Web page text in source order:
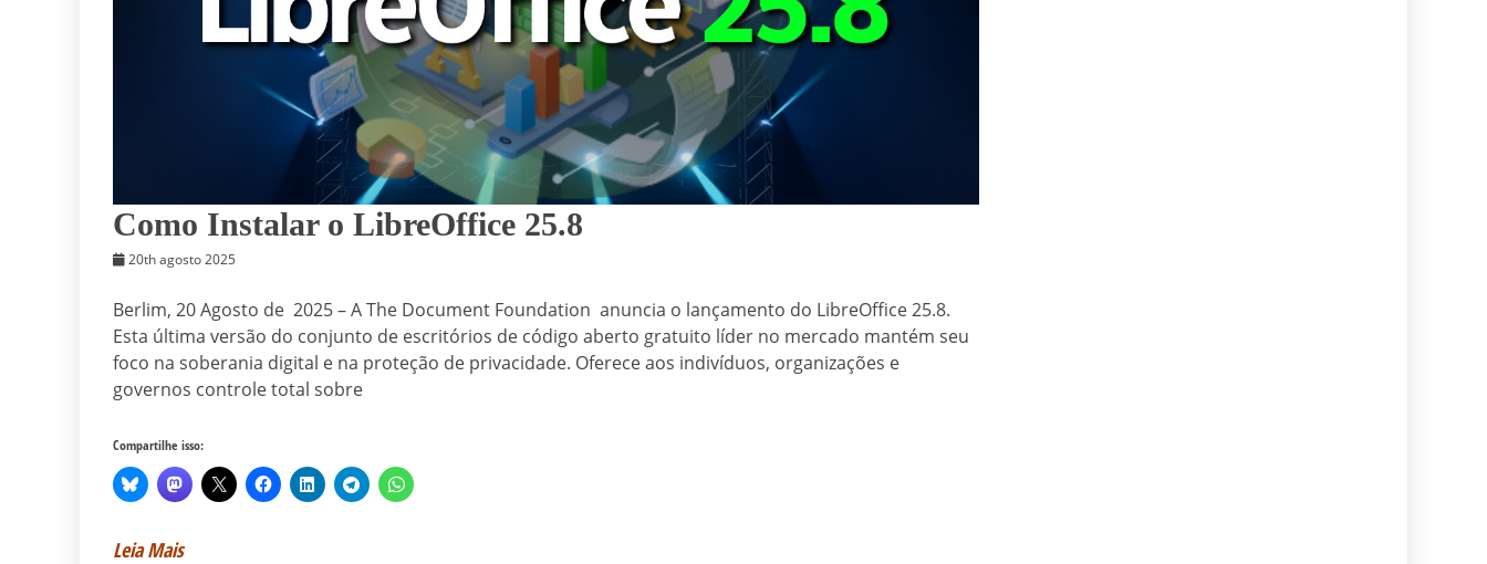
Como Instalar o LibreOffice 25.8
20th agosto 2025
Berlim, 20 Agosto de 2025 – A The Document Foundation anuncia o lançamento do LibreOffice 25.8.
Esta última versão do conjunto de escritórios de código aberto gratuito líder no mercado mantém seu
foco na soberania digital e na proteção de privacidade. Oferece aos indivíduos, organizações e
governos controle total sobre
Compartilhe isso:
Leia Mais